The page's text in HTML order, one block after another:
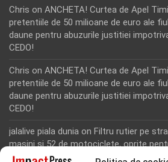
Chris on ANCHETA! Curtea de Apel
pretentiile de 50 milioane de euro ale
daune pentru abuzurile justitiei
CEDO!
Chris on ANCHETA! Curtea de Apel
pretentiile de 50 milioane de euro ale
daune pentru abuzurile justitiei
CEDO!
jalalive piala dunia on Filtru rutier pe
masini si 52 de motociclete, oprite